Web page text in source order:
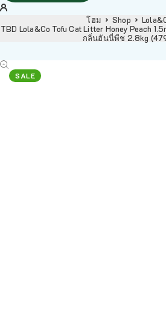
โฮม Shop
TBD Lola&Co Tofu Cat Litter Honey Peach
กลิ่นฮันนี่พีช 2.8kg
SALE